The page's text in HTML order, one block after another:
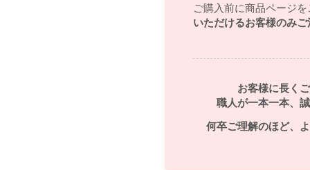
ご購入前に商品ページ
いただけるお客様のみ
お客様に長く
職人が一本一本、
何卒ご理解のほど、